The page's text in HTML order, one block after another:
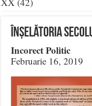
Înșelătoria
Incorect Politic
Februarie 16, 2019